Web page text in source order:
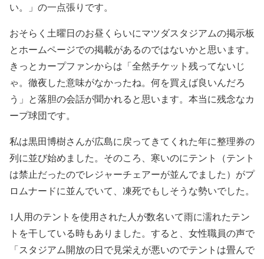
い。」の一点張りです。
おそらく土曜日のお昼くらいにマツダスタジアムの掲示板
とホームページでの掲載があるのではないかと思います。
きっとカープファンからは「全然チケット残ってないじ
ゃ。徹夜した意味がなかったね。何を買えば良いんだろ
う」と落胆の会話が聞かれると思います。本当に残念なカ
ープ球団です。
私は黒田博樹さんが広島に戻ってきてくれた年に整理券の
列に並び始めました。そのころ、寒いのにテント（テント
は禁止だったのでレジャーチェアーが並んでました）がプ
ロムナードに並んでいて、凍死でもしそうな勢いでした。
1人用のテントを使用された人が数名いて雨に濡れたテン
トを干している時もありました。すると、女性職員の声で
「スタジアム開放の日で見栄えが悪いのでテントは畳んで